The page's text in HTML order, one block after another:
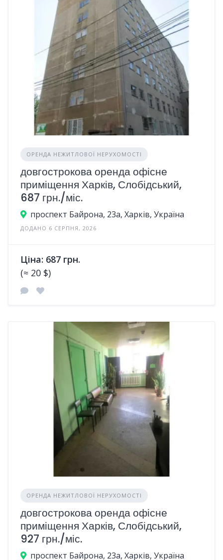
ОРЕНДА НЕЖИТЛОВОЇ НЕРУХОМОСТІ
довгострокова оренда офісне
приміщення Харків, Слобідський,
687 грн./міс.
проспект Байрона, 23а, Харків, Україна
ДОДАНО 6 СЕРПНЯ, 2026
Ціна: 687 грн.
(≈ 20 $)
ОРЕНДА НЕЖИТЛОВОЇ НЕРУХОМОСТІ
довгострокова оренда офісне
приміщення Харків, Слобідський,
927 грн./міс.
проспект Байрона, 23а, Харків, Україна